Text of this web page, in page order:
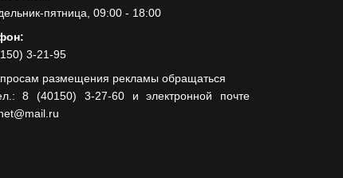
пятница, 09:00 - 18:00
3-21-95
размещения рекламы обращаться
8 (40150) 3-27-60 и электронной почте